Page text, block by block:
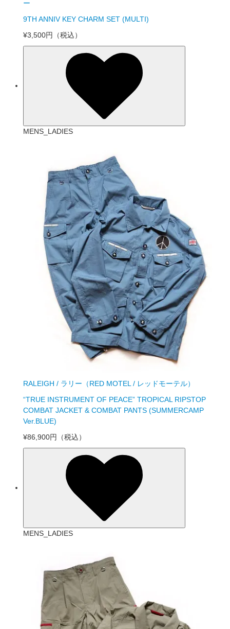
ー
9TH ANNIV KEY CHARM SET (MULTI)
¥3,500円
（税込）
MENS_LADIES
RALEIGH / ラリー（RED MOTEL / レッドモーテル）
“TRUE INSTRUMENT OF PEACE” TROPICAL RIPSTOP
COMBAT JACKET & COMBAT PANTS (SUMMERCAMP
Ver.BLUE)
¥86,900円
（税込）
MENS_LADIES